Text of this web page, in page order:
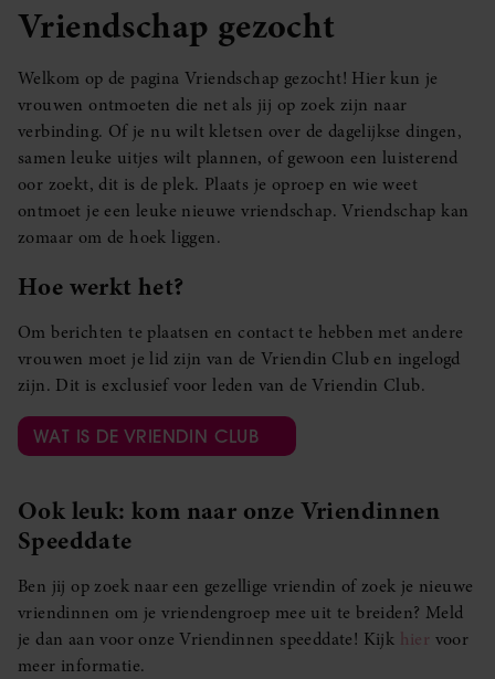
Vriendschap gezocht
Welkom op de pagina Vriendschap gezocht! Hier kun je
vrouwen ontmoeten die net als jij op zoek zijn naar
verbinding. Of je nu wilt kletsen over de dagelijkse dingen,
samen leuke uitjes wilt plannen, of gewoon een luisterend
oor zoekt, dit is de plek. Plaats je oproep en wie weet
ontmoet je een leuke nieuwe vriendschap. Vriendschap kan
zomaar om de hoek liggen.
Hoe werkt het?
Om berichten te plaatsen en contact te hebben met andere
vrouwen moet je lid zijn van de Vriendin Club en ingelogd
zijn. Dit is exclusief voor leden van de Vriendin Club.
WAT IS DE VRIENDIN CLUB
Ook leuk: kom naar onze Vriendinnen
Speeddate
Ben jij op zoek naar een gezellige vriendin of zoek je nieuwe
vriendinnen om je vriendengroep mee uit te breiden? Meld
je dan aan voor onze Vriendinnen speeddate! Kijk hier voor
meer informatie.